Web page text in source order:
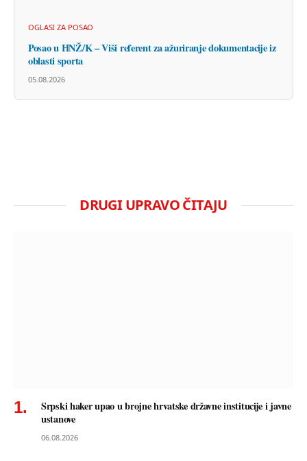
OGLASI ZA POSAO
Posao u HNŽ/K – Viši referent za ažuriranje dokumentacije iz
oblasti sporta
05.08.2026
DRUGI UPRAVO ČITAJU
Srpski haker upao u brojne hrvatske državne institucije i javne
ustanove
06.08.2026